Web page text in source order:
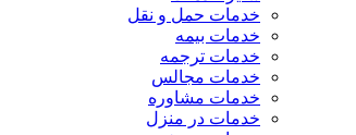
خدمات حمل و نقل
خدمات بیمه
خدمات ترجمه
خدمات مجالس
خدمات مشاوره
خدمات در منزل